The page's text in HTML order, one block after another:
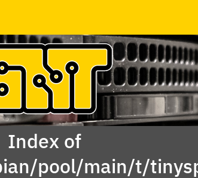
Index of
pool/main/t/